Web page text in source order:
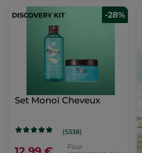
-28%
Set Monoï Cheveux
(5338)
Pour